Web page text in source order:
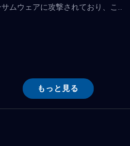
サムウェアに攻撃されており、こ...
もっと見る